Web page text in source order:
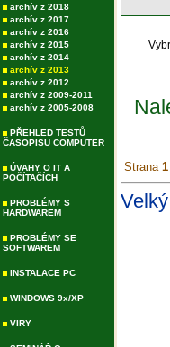
archív z 2018
archív z 2017
archív z 2016
archív z 2015
archív z 2014
archív z 2013
archív z 2012
archív z 2009-2011
archív z 2005-2008
PŘEHLED TESTŮ
ČASOPISU COMPUTER
ÚVAHY O IT A
POČÍTAČÍCH
PROBLÉMY S
HARDWAREM
PROBLÉMY SE
SOFTWAREM
INSTALACE PC
WINDOWS 9x/XP
VIRY
Strana 1